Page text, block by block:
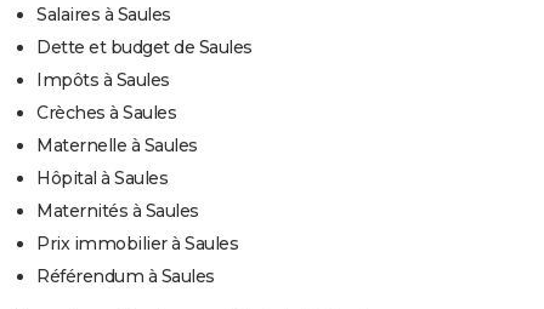
Salaires à Saules
Dette et budget de Saules
Impôts à Saules
Crèches à Saules
Maternelle à Saules
Hôpital à Saules
Maternités à Saules
Prix immobilier à Saules
Référendum à Saules